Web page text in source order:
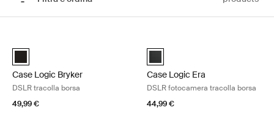
Case Logic Bryker DSLR Shoulder Bag Nero (selected)
Case Logic Bryker
DSLR tracolla borsa
49,99 €
Case Logic Era DSLR Shoulder
Case Logic Era
DSLR fotocamera tracolla borsa
44,99 €